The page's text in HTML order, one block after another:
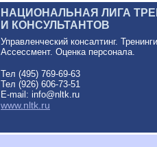
НАЦИОНАЛЬНАЯ ЛИГА
И КОНСУЛЬТАНТОВ
Управленческий консалтинг.
Ассессмент. Оценка персонала.
Тел (495) 769-69-63
Тел (926) 606-73-51
E-mail: info@nltk.ru
www.nltk.ru